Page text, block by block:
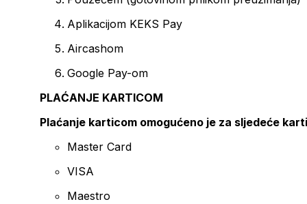
Aplikacijom KEKS Pay
Aircashom
Google Pay-om
PLAĆANJE KARTICOM
Plaćanje karticom omogućeno je za sljedeće
Master Card
VISA
Maestro